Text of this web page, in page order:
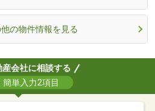
の物件情報を見る
産会社に相談する
簡単入力2項目